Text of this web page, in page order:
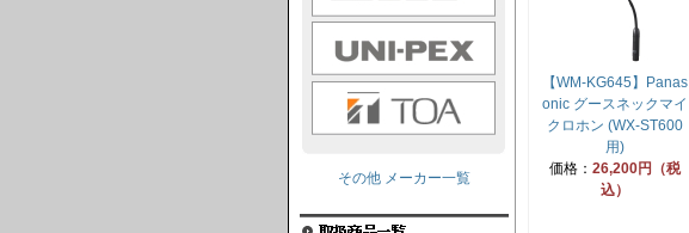
【WM-KG645】Panas
onic グースネックマイ
クロホン (WX-ST600
用)
価格： 26,200円（税
込）
その他 メーカー一覧